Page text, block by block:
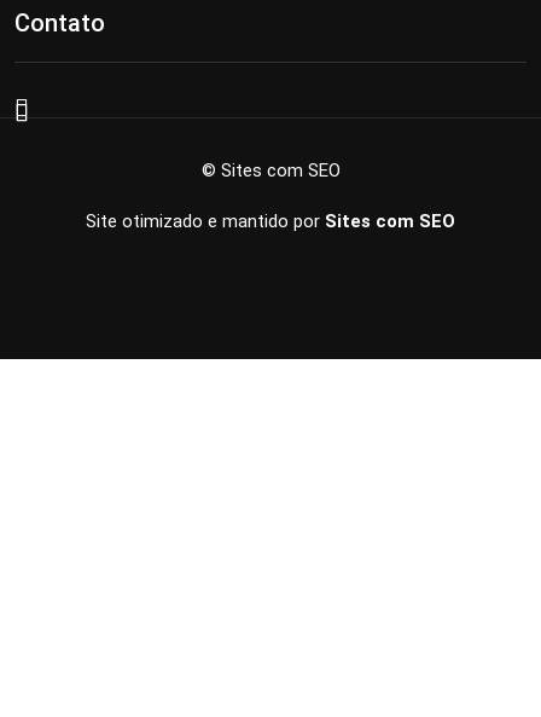
Contato
© Sites com SEO
Site otimizado e mantido por Sites com SEO